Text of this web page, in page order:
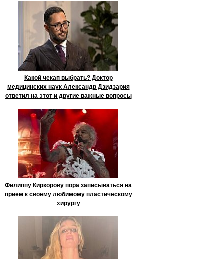
Какой чекап выбрать? Доктор
медицинских наук Александр Дзидзария
ответил на этот и другие важные вопросы
Филиппу Киркорову пора записываться на
прием к своему любимому пластическому
хирургу